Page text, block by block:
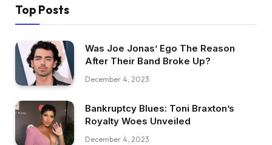
Top Posts
Was Joe Jonas’ Ego The Reason
After Their Band Broke Up?
December 4, 2023
Bankruptcy Blues: Toni Braxton’s
Royalty Woes Unveiled
December 4, 2023